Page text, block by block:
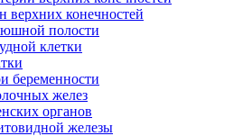
верхних конечностей
полости
клетки
беременности
желез
органов
железы